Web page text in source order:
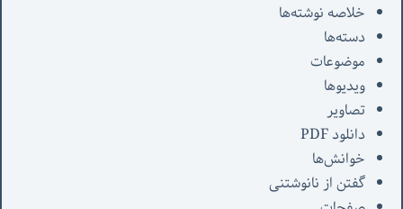
خلاصه نوشته‌ها
دسته‌ها
موضوعات
ویدیوها
تصاویر
دانلود PDF
خوانش‌ها
گفتن از نانوشتنی